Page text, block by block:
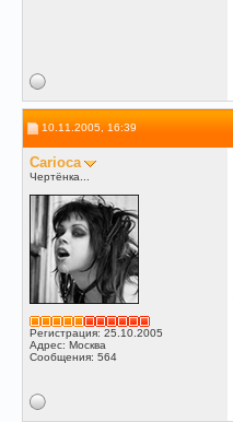
10.11.2005, 16:39
Carioca
Чертёнка...
Регистрация: 25.10.2005
Адрес: Москва
Сообщения: 564